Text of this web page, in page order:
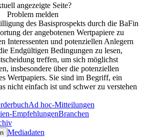
angezeigte Seite?
Problem melden
des Basisprospekts durch die BaFin
der angebotenen Wertpapiere zu
Interessenten und potenziellen Anlegern
Endgültigen Bedingungen zu lesen,
treffen, um sich möglichst
insbesondere über die potenziellen
Wertpapiers. Sie sind im Begriff, ein
nicht einfach ist und schwer zu verstehen
Ad hoc-Mitteilungen
EmpfehlungenBranchen
Mediadaten